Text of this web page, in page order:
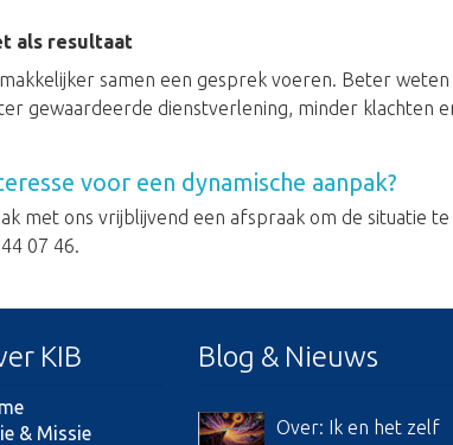
als resultaat
samen een gesprek voeren. Beter
gewaardeerde dienstverlening, minder klachten
voor een dynamische aanpak?
met ons vrijblijvend een afspraak om de situatie
07 46.
KIB
& Missie
Blog & Nieuws
Over: Ik en het zelf